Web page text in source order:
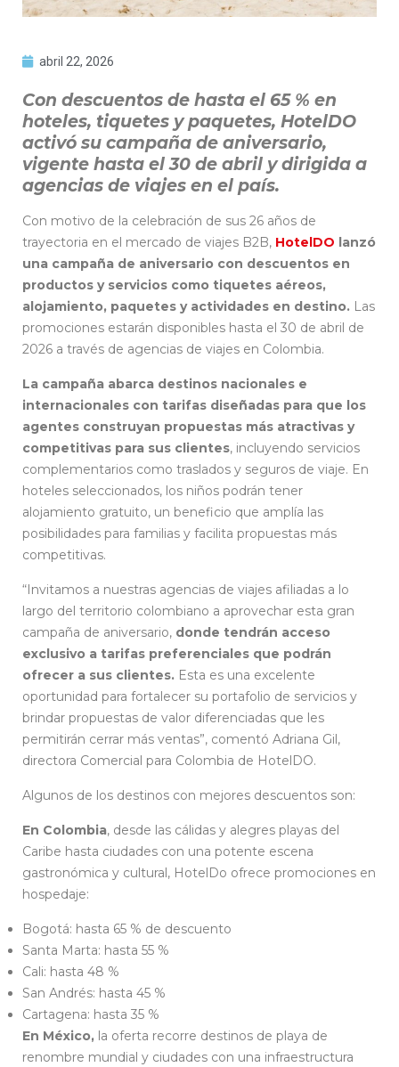
abril 22, 2026
Con descuentos de hasta el 65 % en
hoteles, tiquetes y paquetes, HotelDO
activó su campaña de aniversario,
vigente hasta el 30 de abril y dirigida a
agencias de viajes en el país.
Con motivo de la celebración de sus 26 años de
trayectoria en el mercado de viajes B2B, HotelDO lanzó
una campaña de aniversario con descuentos en
productos y servicios como tiquetes aéreos,
alojamiento, paquetes y actividades en destino. Las
promociones estarán disponibles hasta el 30 de abril de
2026 a través de agencias de viajes en Colombia.
La campaña abarca destinos nacionales e
internacionales con tarifas diseñadas para que los
agentes construyan propuestas más atractivas y
competitivas para sus clientes, incluyendo servicios
complementarios como traslados y seguros de viaje. En
hoteles seleccionados, los niños podrán tener
alojamiento gratuito, un beneficio que amplía las
posibilidades para familias y facilita propuestas más
competitivas.
“Invitamos a nuestras agencias de viajes afiliadas a lo
largo del territorio colombiano a aprovechar esta gran
campaña de aniversario, donde tendrán acceso
exclusivo a tarifas preferenciales que podrán
ofrecer a sus clientes. Esta es una excelente
oportunidad para fortalecer su portafolio de servicios y
brindar propuestas de valor diferenciadas que les
permitirán cerrar más ventas”, comentó Adriana Gil,
directora Comercial para Colombia de HotelDO.
Algunos de los destinos con mejores descuentos son:
En Colombia, desde las cálidas y alegres playas del
Caribe hasta ciudades con una potente escena
gastronómica y cultural, HotelDo ofrece promociones en
hospedaje:
Bogotá: hasta 65 % de descuento
Santa Marta: hasta 55 %
Cali: hasta 48 %
San Andrés: hasta 45 %
Cartagena: hasta 35 %
En México, la oferta recorre destinos de playa de
renombre mundial y ciudades con una infraestructura